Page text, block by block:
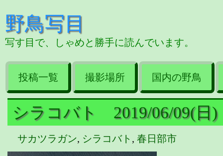
野鳥写目
写す目で、しゃめと勝手に読んでいます。
投稿一覧 撮影場所 国内の野鳥
シラコバト 2019/06/09(日)
サカツラガン, シラコバト , 春日部市